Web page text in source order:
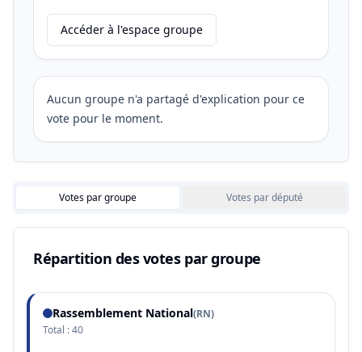
Accéder à l'espace groupe
Aucun groupe n'a partagé d'explication pour ce
vote pour le moment.
Votes par groupe Votes par député
Répartition des votes par groupe
Rassemblement National(RN)
Total :40